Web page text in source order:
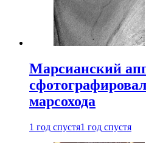
Марсианский
марсохода
1 год спустя1 год спустя